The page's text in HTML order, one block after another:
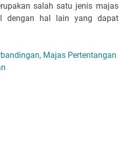
salah satu jenis majas
dengan hal lain yang dapat
Majas Pertentangan